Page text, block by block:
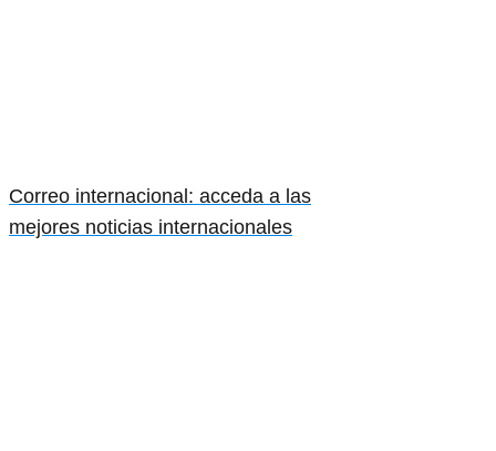
Correo internacional: acceda a las
mejores noticias internacionales